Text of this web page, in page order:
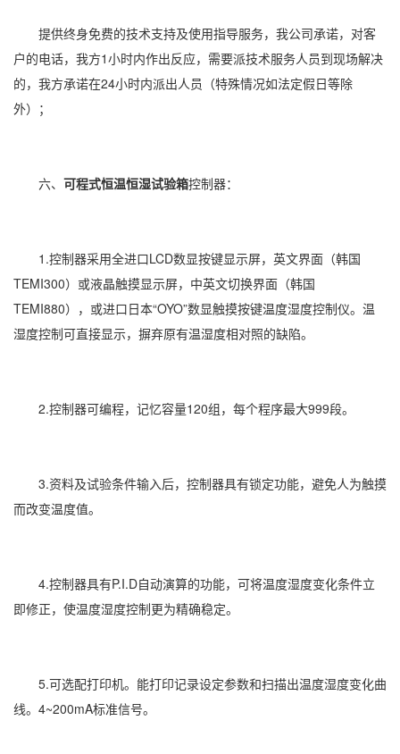
提供终身免费的技术支持及使用指导服务，我公司承诺，对客
户的电话，我方1小时内作出反应，需要派技术服务人员到现场解决
的，我方承诺在24小时内派出人员（特殊情况如法定假日等除
外）；
六、 可程式恒温恒湿试验箱控制器：
1.控制器采用全进口LCD数显按键显示屏，英文界面（韩国
TEMI300）或液晶触摸显示屏，中英文切换界面（韩国
TEMI880），或进口日本“OYO”数显触摸按键温度湿度控制仪。温
湿度控制可直接显示，摒弃原有温湿度相对照的缺陷。
2.控制器可编程，记忆容量120组，每个程序最大999段。
3.资料及试验条件输入后，控制器具有锁定功能，避免人为触摸
而改变温度值。
4.控制器具有P.I.D自动演算的功能，可将温度湿度变化条件立
即修正，使温度湿度控制更为精确稳定。
5.可选配打印机。能打印记录设定参数和扫描出温度湿度变化曲
线。4~200mA标准信号。